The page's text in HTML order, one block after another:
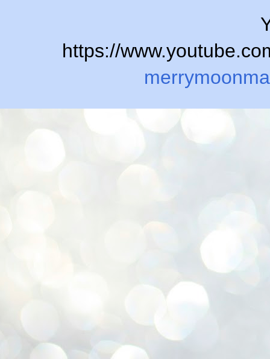
https://